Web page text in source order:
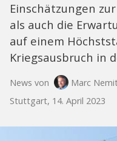
Einschätzungen
als auch die
auf einem
Kriegsausbruch in
News von
Marc
Stuttgart, 14. April 2023